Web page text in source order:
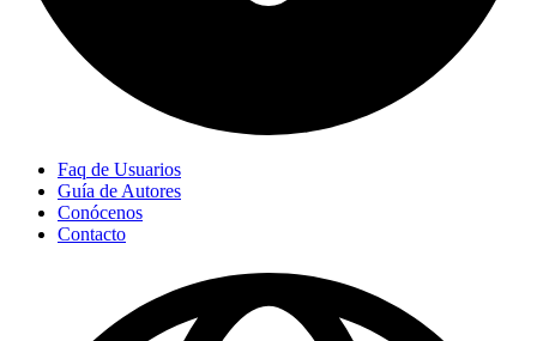
Faq de Usuarios
Guía de Autores
Conócenos
Contacto